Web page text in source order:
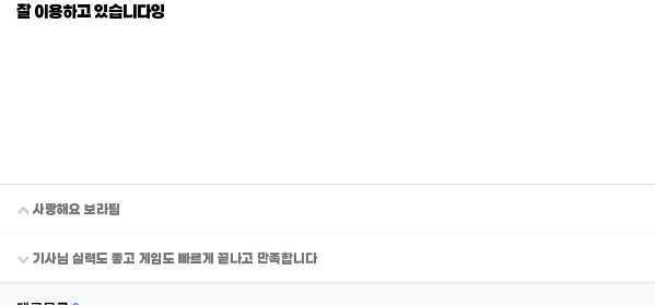
잘 이용하고 있습니다잉
사랑해요 보라팀
기사님 실력도 좋고 게임도 빠르게 끝나고 만족합니다